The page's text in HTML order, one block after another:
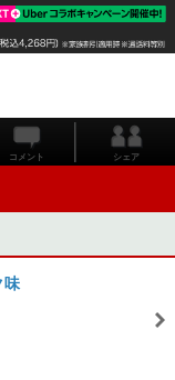
コメント シェア
味